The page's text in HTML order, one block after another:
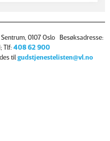
0107 Oslo Besøksadresse:
Tlf: 408 62 900
tilgudstjenestelisten@vl.no